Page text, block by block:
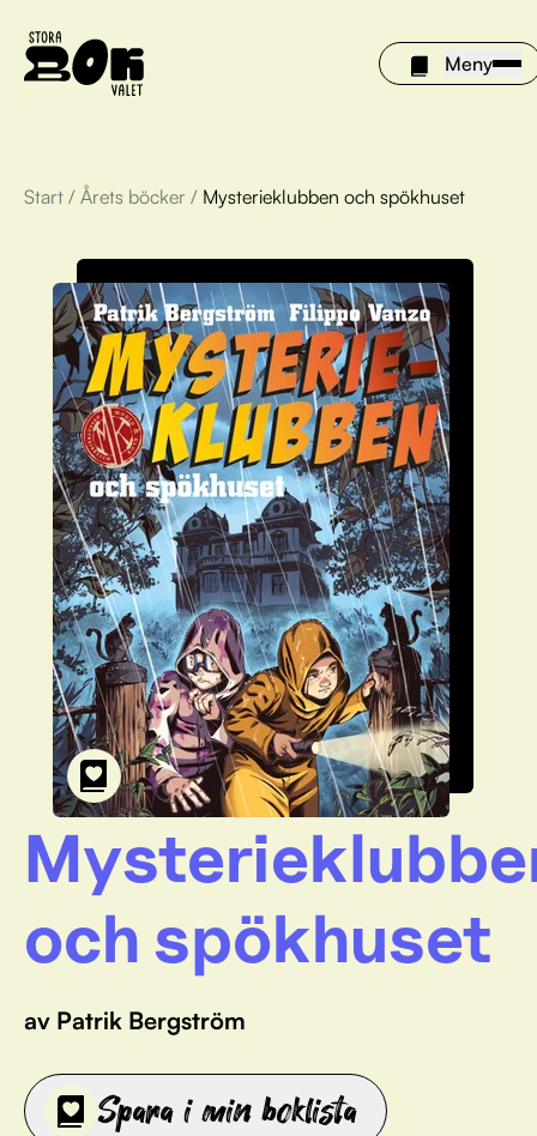
Meny
Årets böcker
Om Stora bokvalet
Olivia tipsar
Vinnare
FAQ
För bibliotek
Start / Årets böcker / Mysterieklubben och spökhuset
och spökhuset
av Patrik Bergström
Spara i min boklista